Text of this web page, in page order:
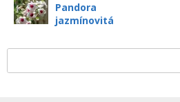
Pandora
jazmínovitá